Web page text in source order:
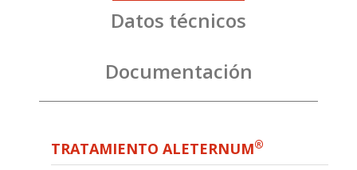
Datos técnicos
Documentación
TRATAMIENTO ALETERNUM®